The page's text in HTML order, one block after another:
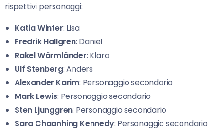
rispettivi personaggi:
Katia Winter: Lisa
Fredrik Hallgren: Daniel
Rakel Wärmländer: Klara
Ulf Stenberg: Anders
Alexander Karim: Personaggio secondario
Mark Lewis: Personaggio secondario
Sten Ljunggren: Personaggio secondario
Sara Chaanhing Kennedy: Personaggio secondario